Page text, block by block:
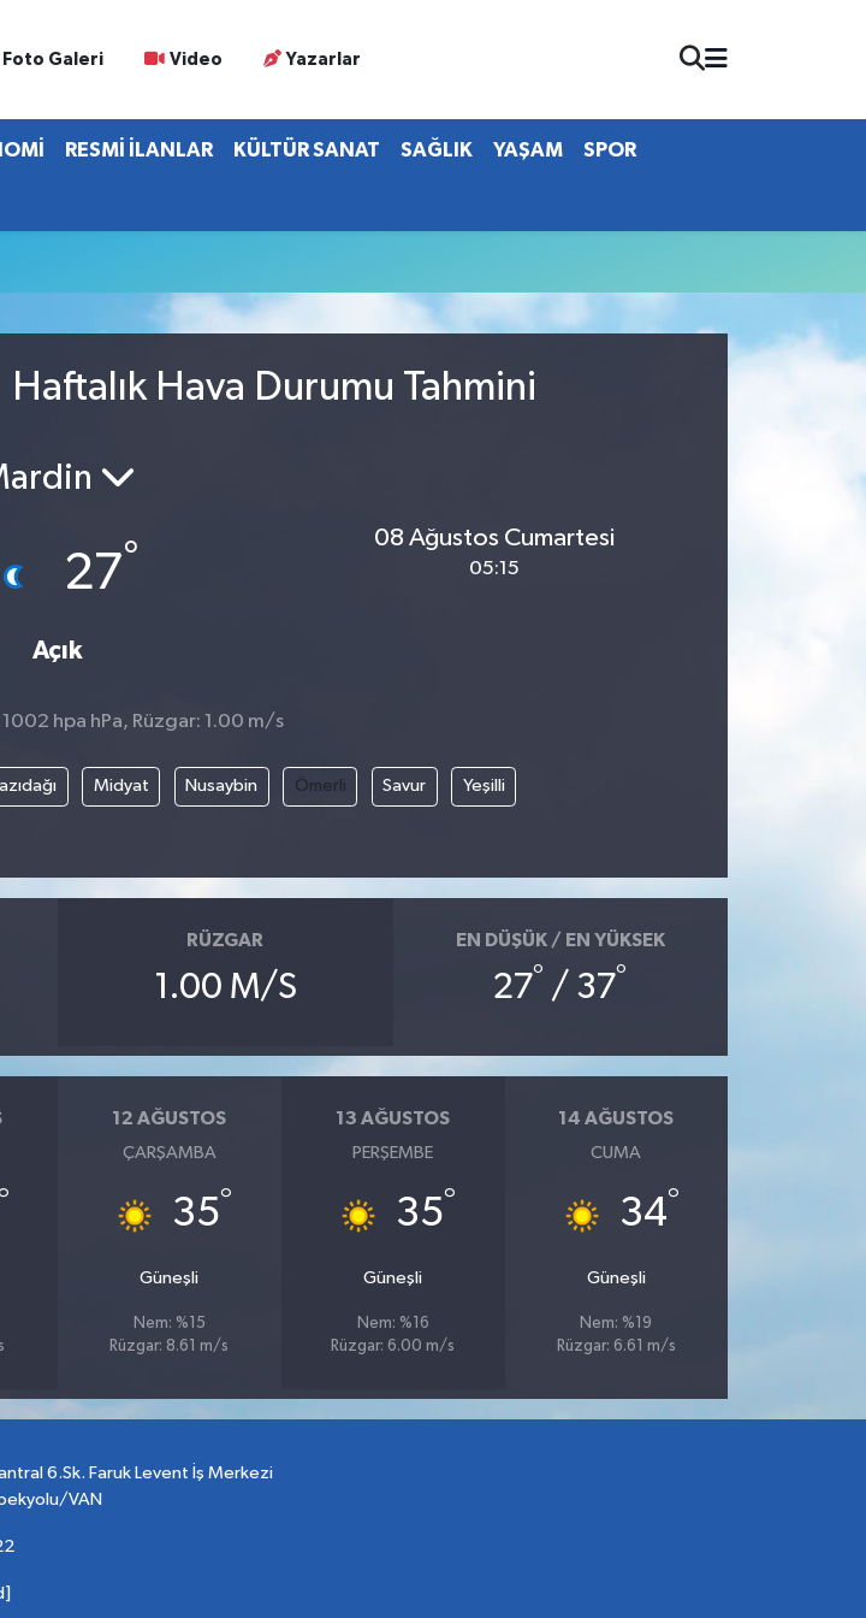
Foto Galeri Video Yazarlar
RESMİ İLANLAR KÜLTÜR SANAT SAĞLIK YAŞAM SPOR
Hava Durumu Tahmini
27°
Açık
08 Ağustos Cumartesi
05:15
1002 hpa hPa, Rüzgar: 1.00 m/s
Midyat Nusaybin Ömerli Savur Yeşilli
RÜZGAR
1.00 M/S
EN DÜŞÜK / EN YÜKSEK
27° / 37°
12 AĞUSTOS
ÇARŞAMBA
35°
Güneşli
Nem: %15
Rüzgar: 8.61 m/s
13 AĞUSTOS
PERŞEMBE
35°
Güneşli
Nem: %16
Rüzgar: 6.00 m/s
14 AĞUSTOS
CUMA
34°
Güneşli
Nem: %19
Rüzgar: 6.61 m/s
6.Sk. Faruk Levent İş Merkezi
VAN